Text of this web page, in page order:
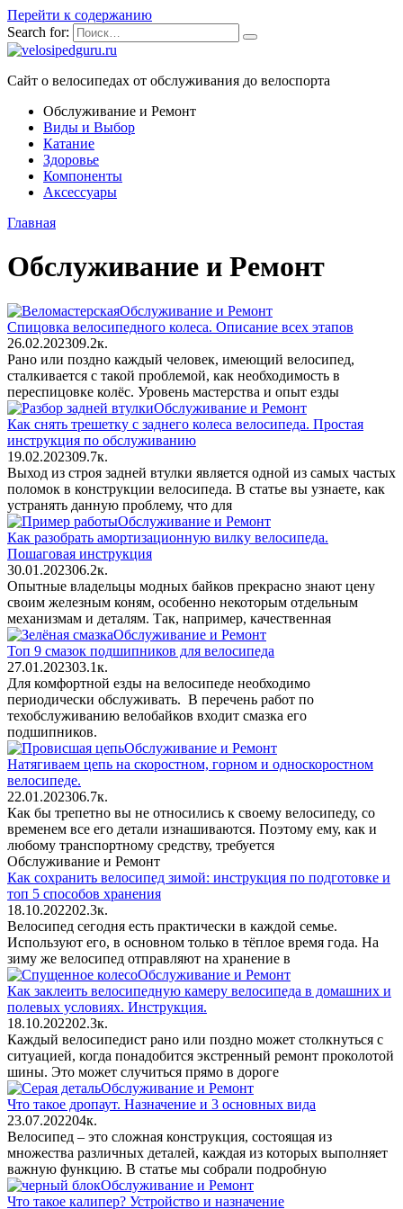
Перейти к содержанию
Search for:
Сайт о велосипедах от обслуживания до велоспорта
Обслуживание и Ремонт
Виды и Выбор
Катание
Здоровье
Компоненты
Аксессуары
Главная
Обслуживание и Ремонт
Обслуживание и Ремонт
Спицовка велосипедного колеса. Описание всех этапов
26.02.202309.2к.
Рано или поздно каждый человек, имеющий велосипед,
сталкивается с такой проблемой, как необходимость в
переспицовке колёс. Уровень мастерства и опыт езды
Обслуживание и Ремонт
Как снять трешетку с заднего колеса велосипеда. Простая
инструкция по обслуживанию
19.02.202309.7к.
Выход из строя задней втулки является одной из самых частых
поломок в конструкции велосипеда. В статье вы узнаете, как
устранять данную проблему, что для
Обслуживание и Ремонт
Как разобрать амортизационную вилку велосипеда.
Пошаговая инструкция
30.01.202306.2к.
Опытные владельцы модных байков прекрасно знают цену
своим железным коням, особенно некоторым отдельным
механизмам и деталям. Так, например, качественная
Обслуживание и Ремонт
Топ 9 смазок подшипников для велосипеда
27.01.202303.1к.
Для комфортной езды на велосипеде необходимо
периодически обслуживать. В перечень работ по
техобслуживанию велобайков входит смазка его
подшипников.
Обслуживание и Ремонт
Натягиваем цепь на скоростном, горном и односкоростном
велосипеде.
22.01.202306.7к.
Как бы трепетно вы не относились к своему велосипеду, со
временем все его детали изнашиваются. Поэтому ему, как и
любому транспортному средству, требуется
Обслуживание и Ремонт
Как сохранить велосипед зимой: инструкция по подготовке и
топ 5 способов хранения
18.10.202202.3к.
Велосипед сегодня есть практически в каждой семье.
Используют его, в основном только в тёплое время года. На
зиму же велосипед отправляют на хранение в
Обслуживание и Ремонт
Как заклеить велосипедную камеру велосипеда в домашних и
полевых условиях. Инструкция.
18.10.202202.3к.
Каждый велосипедист рано или поздно может столкнуться с
ситуацией, когда понадобится экстренный ремонт проколотой
шины. Это может случиться прямо в дороге
Обслуживание и Ремонт
Что такое дропаут. Назначение и 3 основных вида
23.07.202204к.
Велосипед – это сложная конструкция, состоящая из
множества различных деталей, каждая из которых выполняет
важную функцию. В статье мы собрали подробную
Обслуживание и Ремонт
Что такое калипер? Устройство и назначение